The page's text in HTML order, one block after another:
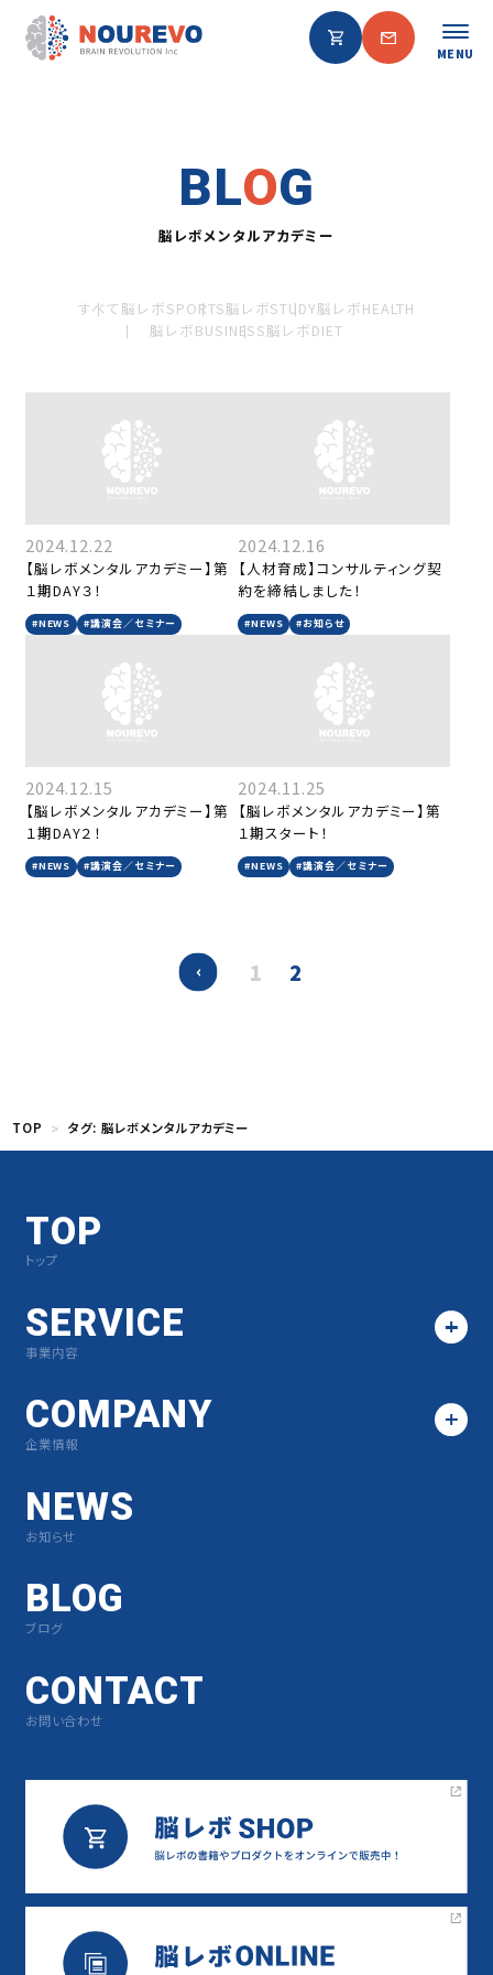
MENU
BLOG
脳レボメンタルアカデミー
すべて脳レボSPORTS脳レボSTUDY脳レボHEALTH
脳レボBUSINESS脳レボDIET
2024.12.22
【脳レボメンタルアカデミー】第
１期DAY３！
#NEWS #講演会／セミナー
2024.12.16
【人材育成】コンサルティング契
約を締結しました！
#NEWS #お知らせ
2024.12.15
【脳レボメンタルアカデミー】第
１期DAY２！
#NEWS #講演会／セミナー
2024.11.25
【脳レボメンタルアカデミー】第
１期スタート！
#NEWS #講演会／セミナー
1 2
TOP タグ:脳レボメンタルアカデミー
TOP
トップ
SERVICE
事業内容
COMPANY
企業情報
NEWS
お知らせ
BLOG
ブログ
CONTACT
お問い合わせ